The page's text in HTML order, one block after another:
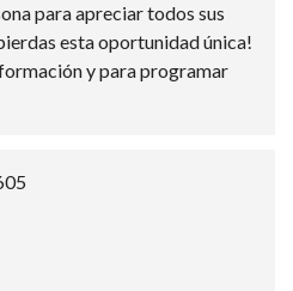
para apreciar todos sus
esta oportunidad única!
y para programar